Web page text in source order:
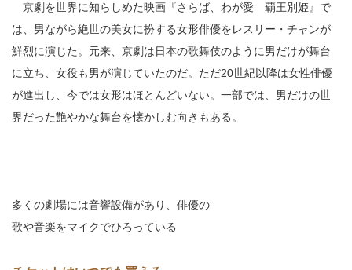
京劇を世界に知らしめた映画『さらば、わが愛 覇王別姫』で
は、男ながら絶世の美女に扮する女形俳優をレスリー・チャンが
鮮烈に演じた。元来、京劇は日本の歌舞伎のように男だけが舞台
に立ち、女役も男が演じていたのだ。ただ20世紀以降は女性俳優
が進出し、今では女形はほとんどいない。一部では、男だけの世
界だった艶やかな舞台を懐かしむ向きもある。
多くの劇場には音響設備があり、俳優の
歌や音楽をマイクでひろっている